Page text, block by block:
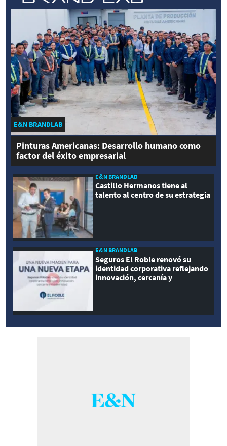
E&N BRANDLAB
Pinturas Americanas: Desarrollo humano como
factor del éxito empresarial
E&N BRANDLAB
Castillo Hermanos tiene al
talento al centro de su estrategia
E&N BRANDLAB
Seguros El Roble renovó su
identidad corporativa reflejando
innovación, cercanía y